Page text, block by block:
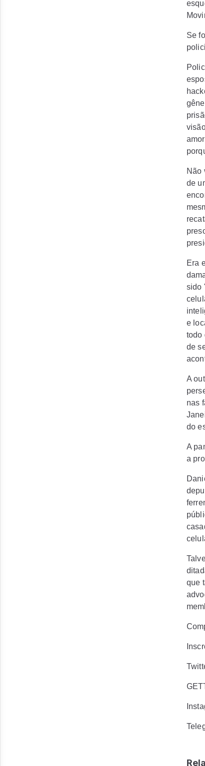
Se
Não
de
Era
sido
e
todo
de
A
nas
do
A
a
que